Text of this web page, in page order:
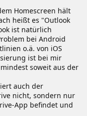
Homescreen hält
heißt es "Outlook
ist natürlich
bei Android
o.ä. von iOS
ist bei mir
soweit aus der
auch der
nicht, sondern nur
App befindet und